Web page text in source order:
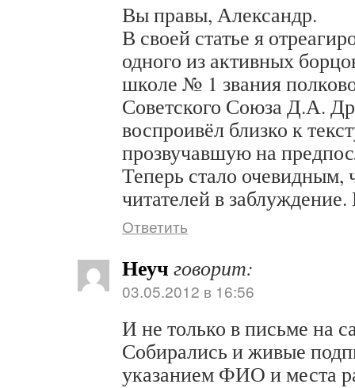
Вы правы, Александр.
В своей статье я
одного из активных
школе № 1 звания
Советского Союза Д.А.
воспроивёл близко к
прозвучавшую на
Теперь стало очевидным,
читателей в
Ответить
Неуч говорит:
03.05.2012 в 16:56
И не только в письме на
Собирались и живые
указанием ФИО и места